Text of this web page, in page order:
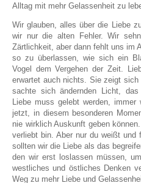
Alltag mit mehr Gelassenheit zu
Wir glauben, alles über die Liebe
wir nur die alten Fehler. Wir
Zärtlichkeit, aber dann fehlt uns im
so zu überlassen, wie sich ein
Vogel dem Vergehen der Zeit.
erwartet auch nichts. Sie zeigt
sachte sich ändernden Licht,
Liebe muss gelebt werden,
jetzt, in diesem besonderen
nie wirklich Auskunft geben
verliebt bin. Aber nur du weißt
sollten wir die Liebe als das
den wir erst loslassen müssen,
westliches und östliches Denken
Weg zu mehr Liebe und